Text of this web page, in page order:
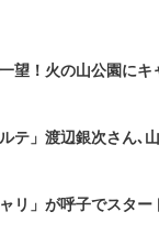
望！火の山公園に
テ」渡辺銀次さん､
リ」が呼子でスター